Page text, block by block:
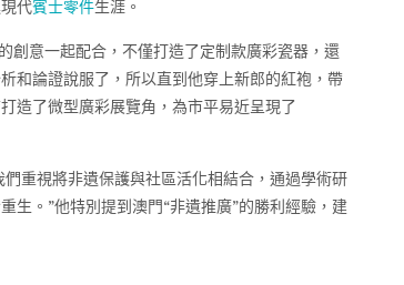
代賓士零件生涯。
創意一起配合，不僅打造了定制款廣彩瓷器，還
和論證說服了，所以直到他穿上新郎的紅袍，帶
造了微型廣彩展覽角，為市平易近呈現了
重視將非遺保護與社區活化相結合，通過學術研
生。”他特別提到澳門“非遺推廣”的勝利經驗，建